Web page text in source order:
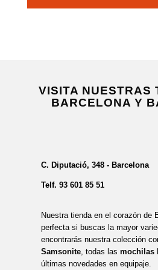
VISITA NUESTRAS
BARCELONA Y
C. Diputació, 348 - Barcelona
Telf. 93 601 85 51
Nuestra tienda en el corazón de
perfecta si buscas la mayor
encontrarás nuestra colección
Samsonite, todas las mochilas
últimas novedades en equipaje.